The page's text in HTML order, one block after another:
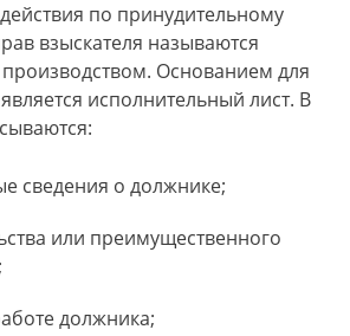
по принудительному
взыскателя называются
Основанием для
исполнительный лист. В
сведения о должнике;
или преимущественного
должника;